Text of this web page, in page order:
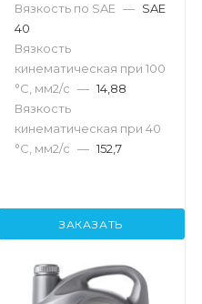
Вязкость по SAE — SAE
40
Вязкость
кинематическая при 100
°С, мм2/с — 14,88
Вязкость
кинематическая при 40
°С, мм2/с — 152,7
ЗАКАЗАТЬ